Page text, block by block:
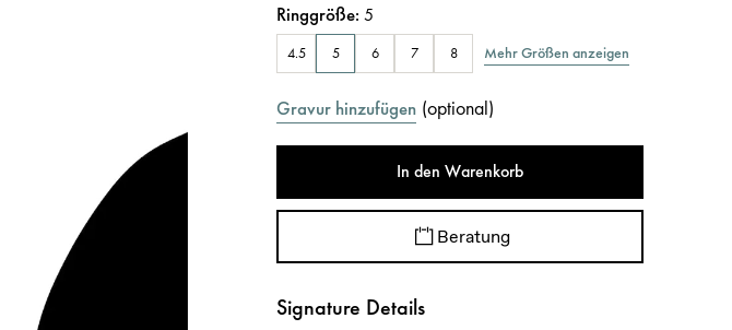
Ringgröße:5
4.5 5 6 7 8 Mehr Größen anzeigen
Gravur hinzufügen (optional)
In den Warenkorb
Beratung
Signature Details